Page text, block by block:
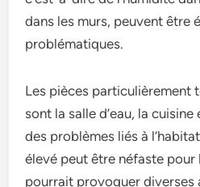
dans les murs, peuvent être
problématiques.
Les pièces particulièrement
sont la salle d’eau, la
des problèmes liés à
élevé peut être néfaste pour
pourrait provoquer diverses